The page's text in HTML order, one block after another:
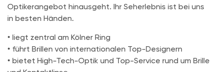
Optikerangebot hinausgeht. Ihr Seherlebnis ist bei uns
in besten Händen.
• liegt zentral am Kölner Ring
• führt Brillen von internationalen Top-Designern
• bietet High-Tech-Optik und Top-Service rund um Brille